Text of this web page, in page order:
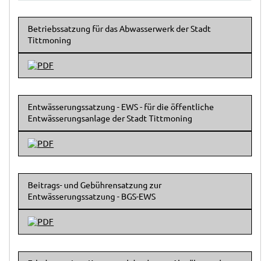
Betriebssatzung für das Abwasserwerk der Stadt
Tittmoning
Entwässerungssatzung - EWS - für die öffentliche
Entwässerungsanlage der Stadt Tittmoning
Beitrags- und Gebührensatzung zur
Entwässerungssatzung - BGS-EWS